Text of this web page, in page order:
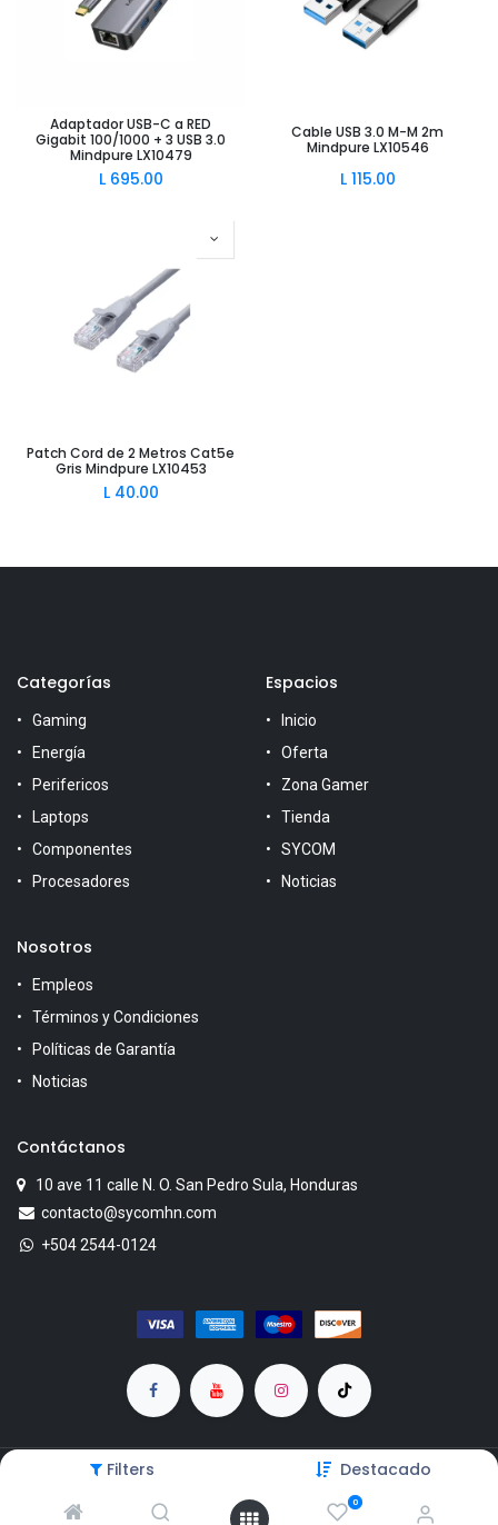
Filters Destacado
0
Adaptador USB-C a RED
Gigabit 100/1000 + 3 USB 3.0
Mindpure LX10479
L 695.00
Cable USB 3.0 M-M 2m
Mindpure LX10546
L 115.00
Patch Cord de 2 Metros Cat5e
Gris Mindpure LX10453
L 40.00
Categorías
Gaming
Energía
Perifericos
Laptops
Componentes
Procesadores
Espacios
Inicio
Oferta
Zona Gamer
Tienda
SYCOM
Noticias
Nosotros
Empleos
Términos y Condiciones
Políticas de Garantía
Noticias
Contáctanos
10 ave 11 calle N. O. San Pedro Sula, Honduras
contacto@sycomhn.com
+504 2544-0124